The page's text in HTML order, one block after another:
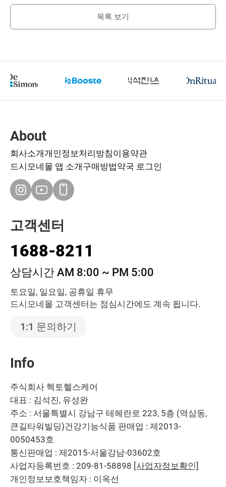
목록 보기
About
회사소개개인정보처리방침이용약관
드시모네몰 앱 소개구매방법약국 로그인
고객센터
1688-8211
상담시간 AM 8:00 ~ PM 5:00
토요일, 일요일, 공휴일 휴무
드시모네몰 고객센터는 점심시간에도 계속 됩니다.
1:1 문의하기
Info
주식회사 헥토헬스케어
대표 : 김석진, 유성완
주소 : 서울특별시 강남구 테헤란로 223, 5층 (역삼동,
큰길타워빌딩)건강기능식품 판매업 : 제2013-
0050453호
통신판매업 : 제2015-서울강남-03602호
사업자등록번호 : 209-81-58898 [사업자정보확인]
개인정보보호책임자 : 이옥선